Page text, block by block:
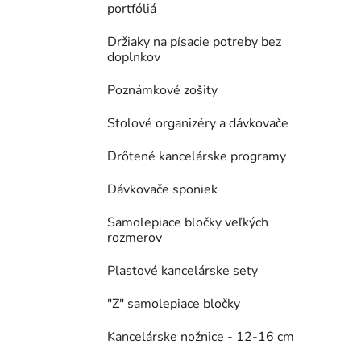
portfóliá
Držiaky na písacie potreby bez
doplnkov
Poznámkové zošity
Stolové organizéry a dávkovače
Drôtené kancelárske programy
Dávkovače sponiek
Samolepiace bločky veľkých
rozmerov
Plastové kancelárske sety
"Z" samolepiace bločky
Kancelárske nožnice - 12-16 cm